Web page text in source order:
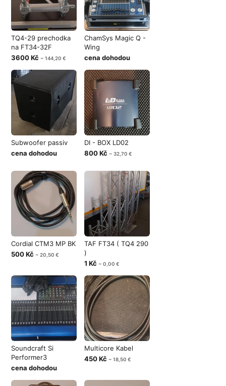
TQ4-29 prechodka
na FT34-32F
3600 Kč ~ 144,20 €
ChamSys Magic Q -
Wing
cena dohodou
Subwoofer passiv
cena dohodou
DI - BOX LD02
800 Kč ~ 32,70 €
Cordial CTM3 MP BK
500 Kč ~ 20,50 €
TAF FT34 ( TQ4 290
)
1 Kč ~ 0,00 €
Soundcraft Si
Performer3
cena dohodou
Multicore Kabel
450 Kč ~ 18,50 €